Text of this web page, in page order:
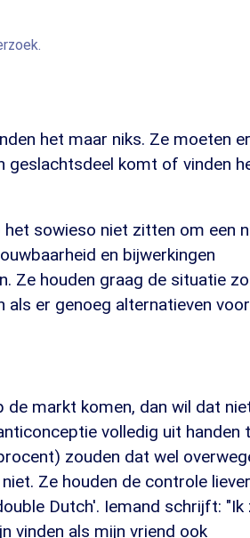
het maar niks. Ze moeten
geslachtsdeel komt of vinden
sowieso niet zitten om een
en bijwerkingen
Ze houden graag de situatie
als er genoeg alternatieven voor
markt komen, dan wil dat
volledig uit handen
zouden dat wel
Ze houden de controle
Dutch'. Iemand schrijft: "Ik
vinden als mijn vriend ook